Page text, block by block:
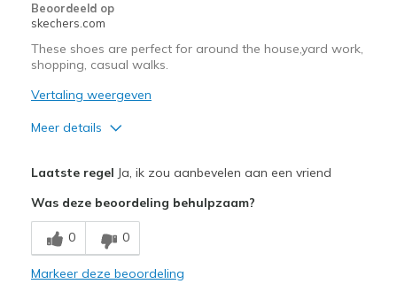
Travel
Width
Feels true to width
Sizing
Feels true to size
Beoordeeld op
skechers.com
These shoes are perfect for around the house,yard work,
shopping, casual walks.
Vertaling weergeven
Meer details
Comfortable
Durable
Laatste regel Ja, ik zou aanbevelen aan een vriend
Was deze beoordeling behulpzaam?
0 0
Markeer deze beoordeling